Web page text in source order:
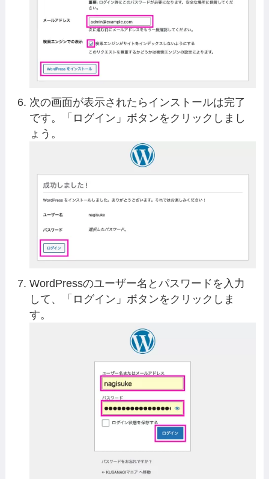
次の画面が表示されたらインストールは完了
です。「ログイン」ボタンをクリックしまし
ょう。
WordPressのユーザー名とパスワードを入力
して、「ログイン」ボタンをクリックしま
す。